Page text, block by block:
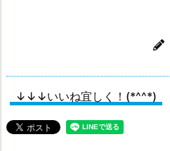
↓↓↓いいね宜しく！(*^^*)